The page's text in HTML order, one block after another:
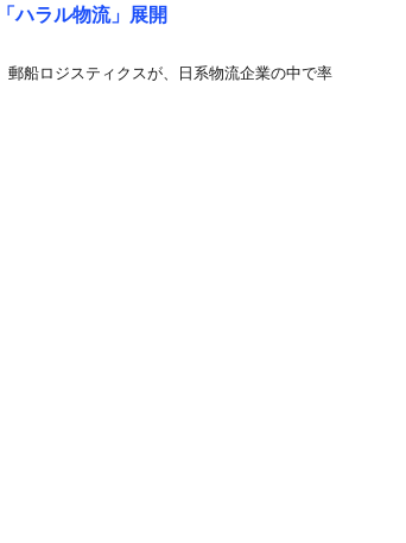
ハラル物流」展開
船ロジスティクスが、日系物流企業の中で率